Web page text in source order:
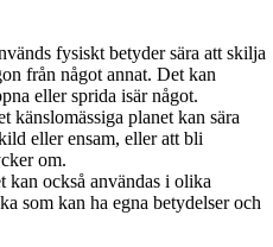
fysiskt betyder sära att skilja
från något annat. Det kan
eller sprida isär något.
känslomässiga planet kan sära
eller ensam, eller att bli
om.
kan också användas i olika
som kan ha egna betydelser och